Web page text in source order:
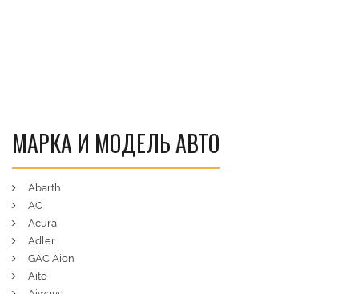
МАРКА И МОДЕЛЬ АВТО
Abarth
AC
Acura
Adler
GAC Aion
Aito